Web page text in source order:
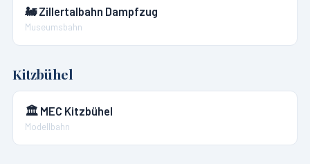
🚂Zillertalbahn Dampfzug
Museumsbahn
Kitzbühel
🏛️ MEC Kitzbühel
Modellbahn